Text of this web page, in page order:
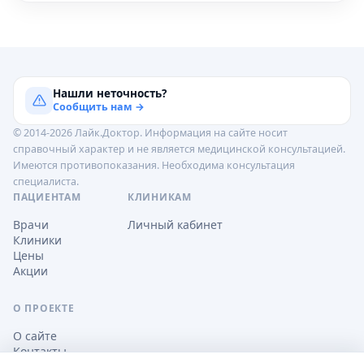
Нашли неточность?
Сообщить нам →
© 2014-2026 Лайк.Доктор. Информация на сайте носит
справочный характер и не является медицинской консультацией.
Имеются противопоказания. Необходима консультация
специалиста.
ПАЦИЕНТАМ
Врачи
Клиники
Цены
Акции
КЛИНИКАМ
Личный кабинет
О ПРОЕКТЕ
О сайте
Контакты